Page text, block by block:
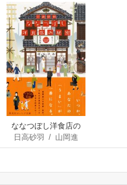
ななつぼし洋食店の
秘密
日高砂羽 / 山岡進